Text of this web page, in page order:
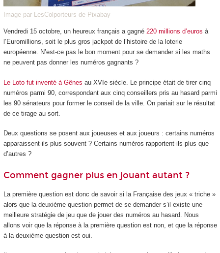
Image par LesColporteurs de Pixabay
Vendredi 15 octobre, un heureux français a gagné 220 millions d’euros à
l’Euromillions, soit le plus gros jackpot de l’histoire de la loterie
européenne. N’est-ce pas le bon moment pour se demander si les maths
ne peuvent pas donner les numéros gagnants ?
Le Loto fut inventé à Gênes au XVIesiècle. Le principe était de tirer cinq
numéros parmi 90, correspondant aux cinq conseillers pris au hasard parmi
les 90 sénateurs pour former le conseil de la ville. On pariait sur le résultat
de ce tirage au sort.
Deux questions se posent aux joueuses et aux joueurs : certains numéros
apparaissent-ils plus souvent ? Certains numéros rapportent-ils plus que
d’autres ?
Comment gagner plus en jouant autant ?
La première question est donc de savoir si la Française des jeux « triche »
alors que la deuxième question permet de se demander s’il existe une
meilleure stratégie de jeu que de jouer des numéros au hasard. Nous
allons voir que la réponse à la première question est non, et que la réponse
à la deuxième question est oui.